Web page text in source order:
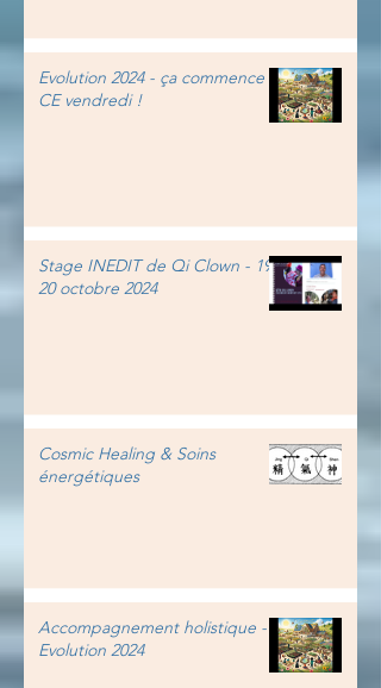
Evolution 2024 - ça commence
CE vendredi !
Stage INEDIT de Qi Clown - 19-
20 octobre 2024
Cosmic Healing & Soins
énergétiques
Accompagnement holistique -
Evolution 2024